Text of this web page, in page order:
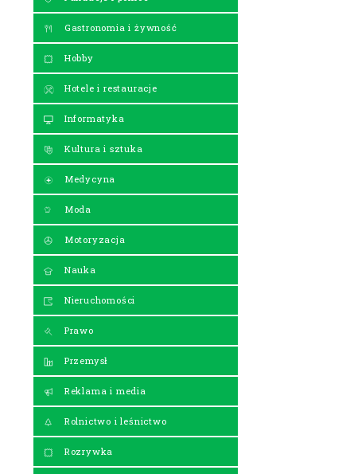
Gastronomia i żywność
Hobby
Hotele i restauracje
Informatyka
Kultura i sztuka
Medycyna
Moda
Motoryzacja
Nauka
Nieruchomości
Prawo
Przemysł
Reklama i media
Rolnictwo i leśnictwo
Rozrywka